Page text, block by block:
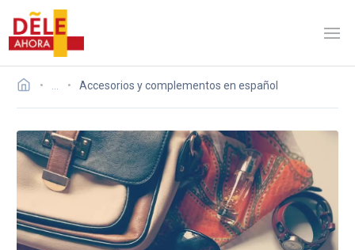
Accesorios y complementos en español